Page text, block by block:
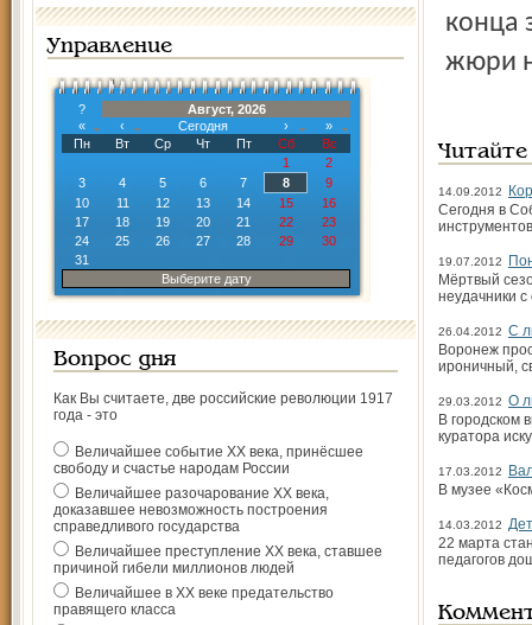
Управление
?
Август, 2026
«
‹ Сегодня ›
»
Пн
Вт Ср Чт Пт Сб
Вс
1
2
3
4 5 6 7 8
9
10
11 12 13 14 15
16
17
18 19 20 21 22
23
24
25 26 27 28 29
30
31
Выберите дату
Вопрос дня
Как Вы считаете, две российские революции 1917
года - это
Величайшее событие ХХ века, принёсшее
свободу и счастье народам России
Величайшее разочарование ХХ века,
доказавшее невозможность построения
справедливого государства
Величайшее преступление ХХ века, ставшее
причиной гибели миллионов людей
Величайшее в ХХ веке предательство
правящего класса
конца
жюри
14.09.2012
Сегодня в
19.07.2012
Мёртвый
неудачники
26.04.2012 С
Воронеж
ироничный,
29.03.2012 О
В городском
куратора
17.03.2012
В музее
14.03.2012
22 марта
педагогов